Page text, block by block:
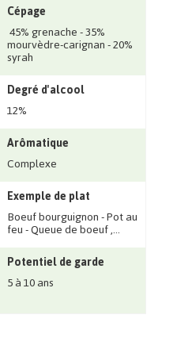
Cépage
45% grenache - 35%
mourvèdre-carignan - 20%
syrah
Degré d'alcool
12%
Arômatique
Complexe
Exemple de plat
Boeuf bourguignon - Pot au
feu - Queue de boeuf ‚...
Potentiel de garde
5 à 10 ans